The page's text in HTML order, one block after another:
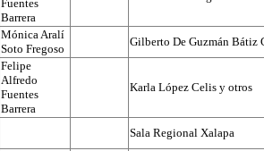
Fuentes
Barrera
Mónica Aralí
Soto Fregoso
Gilberto De Guzmán Bátiz
Felipe
Alfredo
Fuentes
Barrera
Karla López Celis y otros
Sala Regional Xalapa